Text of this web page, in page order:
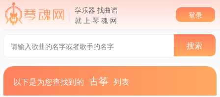
学乐器 找曲谱
就 上 琴 魂 网
登录
以下是为您查找到的 古筝 列表